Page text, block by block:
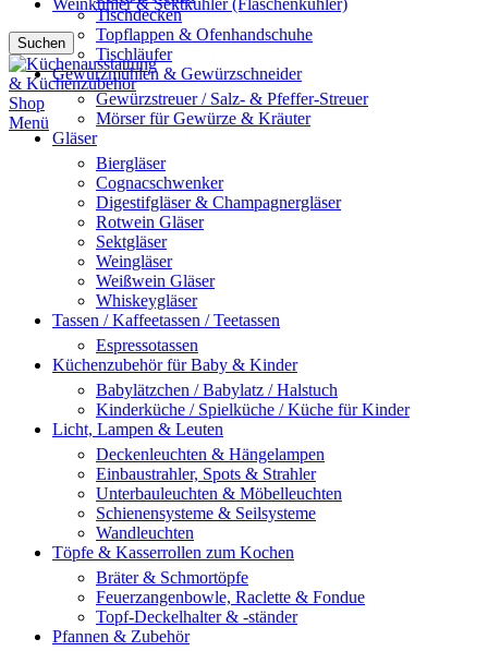
Weinkühler & Sektkühler (Flaschenkühler)
Suchen
Menü
Tischdecken
Topflappen & Ofenhandschuhe
Tischläufer
Gewürzmühlen & Gewürzschneider
Gewürzstreuer / Salz- & Pfeffer-Streuer
Mörser für Gewürze & Kräuter
Gläser
Biergläser
Cognacschwenker
Digestifgläser & Champagnergläser
Rotwein Gläser
Sektgläser
Weingläser
Weißwein Gläser
Whiskeygläser
Tassen / Kaffeetassen / Teetassen
Espressotassen
Küchenzubehör für Baby & Kinder
Babylätzchen / Babylatz / Halstuch
Kinderküche / Spielküche / Küche für Kinder
Licht, Lampen & Leuten
Deckenleuchten & Hängelampen
Einbaustrahler, Spots & Strahler
Unterbauleuchten & Möbelleuchten
Schienensysteme & Seilsysteme
Wandleuchten
Töpfe & Kasserrollen zum Kochen
Bräter & Schmortöpfe
Feuerzangenbowle, Raclette & Fondue
Topf-Deckelhalter & -ständer
Pfannen & Zubehör